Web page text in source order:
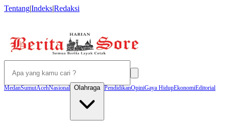
Tentang|Indeks|Redaksi
MedanSumutAcehNasional Olahraga PendidikanOpiniGaya HidupEkonomiEditorial